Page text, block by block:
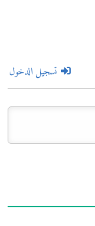
تسجيل الدخول